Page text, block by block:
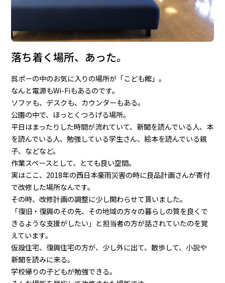
落ち着く場所、あった。
呉ポーの中のお気に入りの場所が「こども館」。
なんと電源もWi-Fiもあるのです。
ソファも、デスクも、カウンターもある。
公園の中で、ほっとくつろげる場所。
平日はまったりした時間が流れていて、新聞を読んでいる人、本
を読んでいる人、勉強している学生さん、絵本を読んでいる親
子、などなど。
作業スペースとして、とても良い空間。
実はここ、2018年の西日本豪雨災害の時に良品計画さんが寄付
で改修した場所なんです。
その時、改修計画の調整に少し関わらせて貰いました。
「復旧・復興のその先、その地域の方々の暮らしの質を良くで
きるような支援がしたい」と担当者の方が話されていたのを覚
えています。
仮設住宅、復興住宅の方が、少し外に出て、散歩して、小説や
新聞を読みに来る。
学校帰りの子どもが勉強できる。